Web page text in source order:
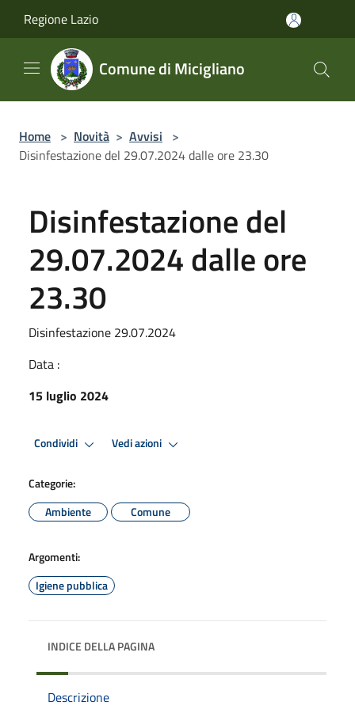
Regione Lazio
Comune di Micigliano
Home > Novità > Avvisi >
Disinfestazione del 29.07.2024 dalle ore 23.30
Disinfestazione del
29.07.2024 dalle ore
23.30
Disinfestazione 29.07.2024
Data :
15 luglio 2024
Condividi Vedi azioni
Categorie:
Ambiente
Comune
Argomenti:
Igiene pubblica
INDICE DELLA PAGINA
Descrizione